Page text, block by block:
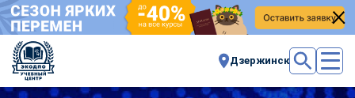
Дзержинск